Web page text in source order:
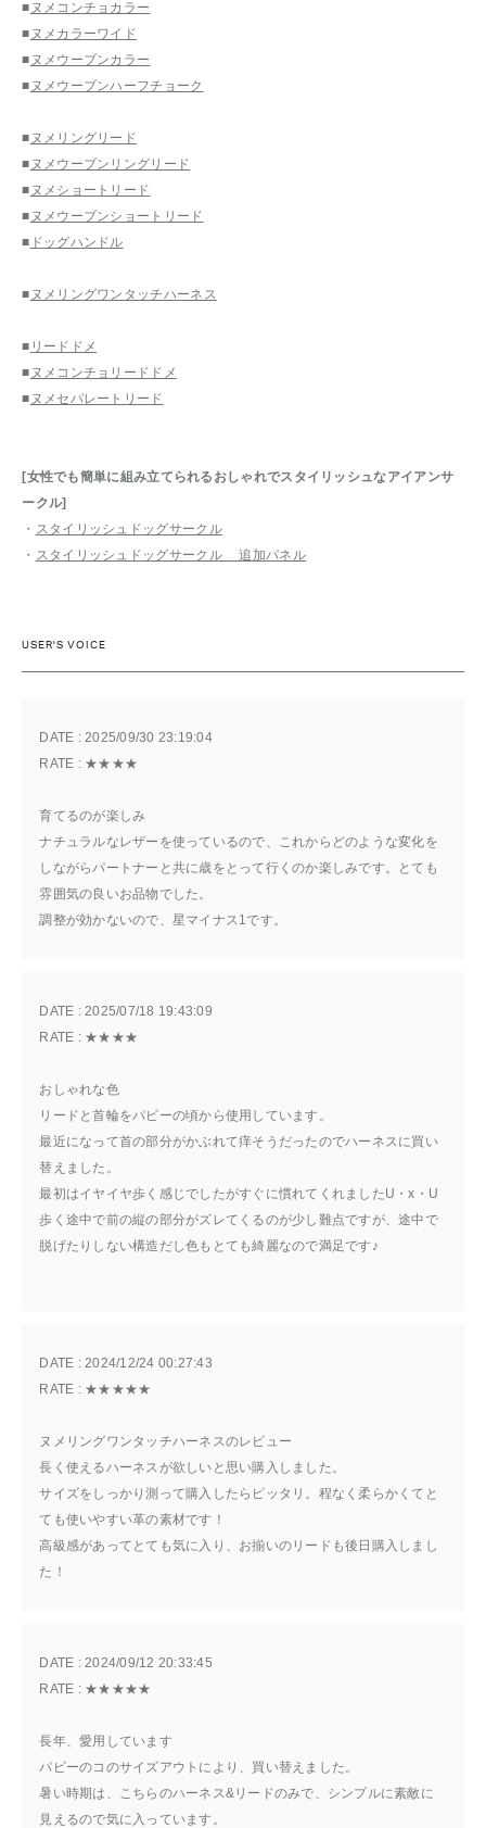
■ ヌメコンチョカラー
■ ヌメカラーワイド
■ ヌメウーブンカラー
■ ヌメウーブンハーフチョーク
■ ヌメリングリード
■ ヌメウーブンリングリード
■ ヌメショートリード
■ ヌメウーブンショートリード
■ ドッグハンドル
■ ヌメリングワンタッチハーネス
■ リードドメ
■ ヌメコンチョリードドメ
■ ヌメセパレートリード
[女性でも簡単に組み立てられるおしゃれでスタイリッシュなアイアンサ
ークル]
・ スタイリッシュドッグサークル
・ スタイリッシュドッグサークル 追加パネル
USER'S VOICE
育てるのが楽しみ
DATE : 2025/09/30 23:19:04
RATE : ★★★★
ナチュラルなレザーを使っているので、これからどのような変化を
しながらパートナーと共に歳をとって行くのか楽しみです。とても
雰囲気の良いお品物でした。
調整が効かないので、星マイナス1です。
おしゃれな色
DATE : 2025/07/18 19:43:09
RATE : ★★★★
リードと首輪をパピーの頃から使用しています。
最近になって首の部分がかぶれて痒そうだったのでハーネスに買い
替えました。
最初はイヤイヤ歩く感じでしたがすぐに慣れてくれましたU・x・U
歩く途中で前の縦の部分がズレてくるのが少し難点ですが、途中で
脱げたりしない構造だし色もとても綺麗なので満足です♪
ヌメリングワンタッチハーネスのレビュー
DATE : 2024/12/24 00:27:43
RATE : ★★★★★
長く使えるハーネスが欲しいと思い購入しました。
サイズをしっかり測って購入したらピッタリ。程なく柔らかくてと
ても使いやすい革の素材です！
高級感があってとても気に入り、お揃いのリードも後日購入しまし
た！
長年、愛用しています
DATE : 2024/09/12 20:33:45
RATE : ★★★★★
パピーのコのサイズアウトにより、買い替えました。
暑い時期は、こちらのハーネス&リードのみで、シンプルに素敵に
見えるので気に入っています。